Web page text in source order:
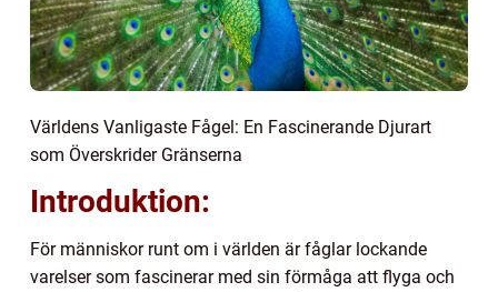
Världens Vanligaste Fågel: En Fascinerande Djurart
som Överskrider Gränserna
Introduktion:
För människor runt om i världen är fåglar lockande
varelser som fascinerar med sin förmåga att flyga och